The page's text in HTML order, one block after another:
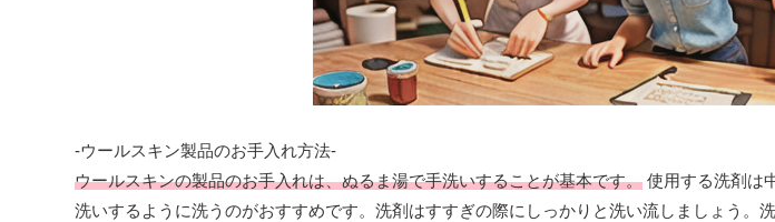
-ウールスキン製品のお手入れ方法-
ウールスキンの製品のお手入れは、ぬるま湯で手洗いすることが基本です。 使用する洗剤は
洗いするように洗うのがおすすめです。洗剤はすすぎの際にしっかりと洗い流しましょう。